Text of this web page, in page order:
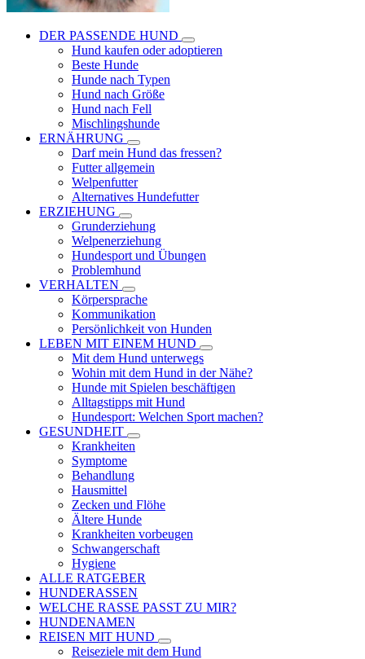
DER PASSENDE HUND
Hund kaufen oder adoptieren
Beste Hunde
Hunde nach Typen
Hund nach Größe
Hund nach Fell
Mischlingshunde
ERNÄHRUNG
Darf mein Hund das fressen?
Futter allgemein
Welpenfutter
Alternatives Hundefutter
ERZIEHUNG
Grunderziehung
Welpenerziehung
Hundesport und Übungen
Problemhund
VERHALTEN
Körpersprache
Kommunikation
Persönlichkeit von Hunden
LEBEN MIT EINEM HUND
Mit dem Hund unterwegs
Wohin mit dem Hund in der Nähe?
Hunde mit Spielen beschäftigen
Alltagstipps mit Hund
Hundesport: Welchen Sport machen?
GESUNDHEIT
Krankheiten
Symptome
Behandlung
Hausmittel
Zecken und Flöhe
Ältere Hunde
Krankheiten vorbeugen
Schwangerschaft
Hygiene
ALLE RATGEBER
HUNDERASSEN
WELCHE RASSE PASST ZU MIR?
HUNDENAMEN
REISEN MIT HUND
Reiseziele mit dem Hund